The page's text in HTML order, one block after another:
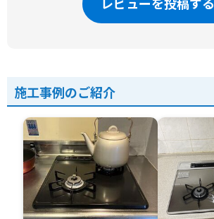
レビューを投稿する
施工事例のご紹介